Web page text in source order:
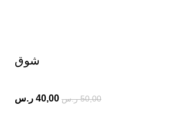
شوق
50,00 ر.س 40,00 ر.س